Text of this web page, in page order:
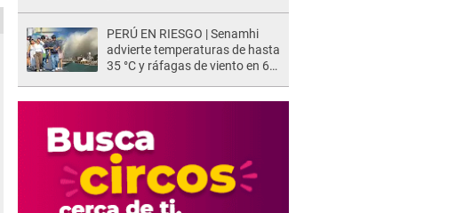
PERÚ EN RIESGO | Senamhi
advierte temperaturas de hasta
35 °C y ráfagas de viento en 6